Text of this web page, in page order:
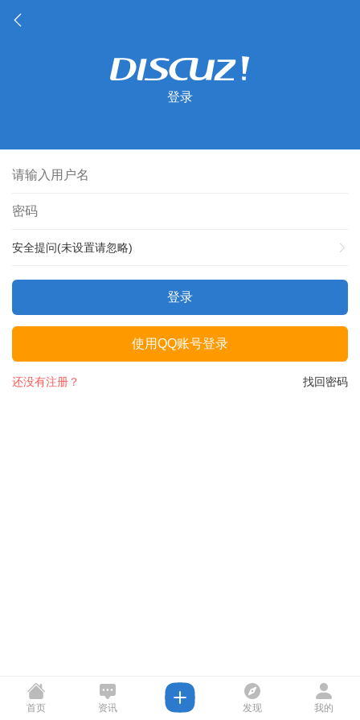
登录
安全提问(未设置请忽略)
登录
使用QQ账号登录
找回密码
还没有注册？
首页 资讯 发现 我的